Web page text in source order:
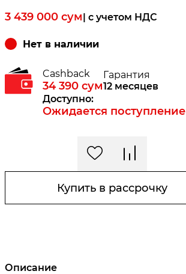
3 439 000 сум| c учетом НДС
Нет в наличии
Cashback
34 390 сум
Гарантия
12 месяцев
Доступно:
Ожидается поступление
Купить в рассрочку
Описание